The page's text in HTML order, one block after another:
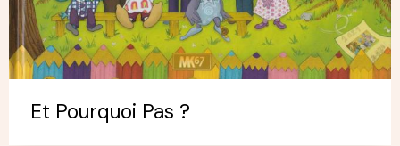
Et Pourquoi Pas ?